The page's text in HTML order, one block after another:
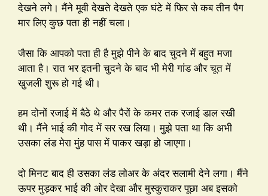
देखने लगे। मैंने मूवी देखते देखते एक घंटे में फिर से कब तीन पैग
मार लिए कुछ पता ही नहीं चला।
जैसा कि आपको पता ही है मुझे पीने के बाद चुदने में बहुत मजा
आता है। रात भर इतनी चुदने के बाद भी मेरी गांड और चूत में
खुजली शुरू हो गई थी।
हम दोनों रजाई में बैठे थे और पैरों के कमर तक रजाई डाल रखी
थी। मैंने भाई की गोद में सर रख लिया। मुझे पता था कि अभी
उसका लंड मेरा मुंह पास में पाकर खड़ा हो जाएगा।
दो मिनट बाद ही उसका लंड लोअर के अंदर सलामी देने लगा। मैंने
ऊपर मुड़कर भाई की ओर देखा और मुस्कुराकर पूछा अब इसको